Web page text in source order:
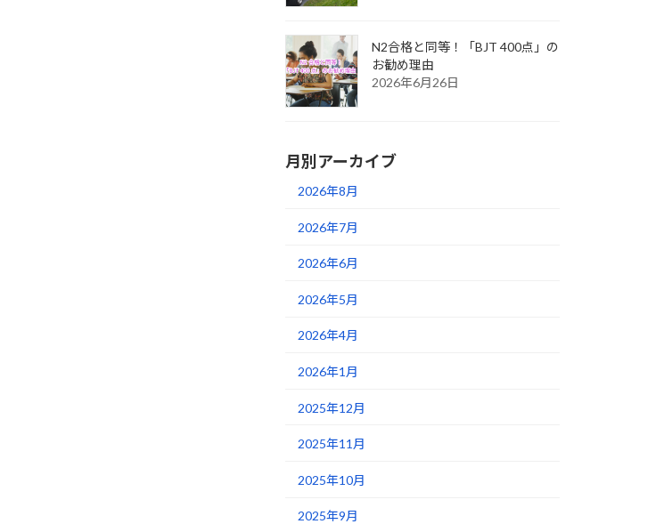
N2合格と同等！「BJT 400点」の
お勧め理由
2026年6月26日
月別アーカイブ
2026年8月
2026年7月
2026年6月
2026年5月
2026年4月
2026年1月
2025年12月
2025年11月
2025年10月
2025年9月